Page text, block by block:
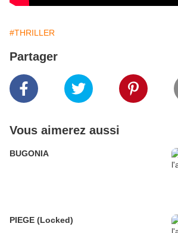
#THRILLER
Partager
Vous aimerez aussi
BUGONIA
PIEGE (Locked)